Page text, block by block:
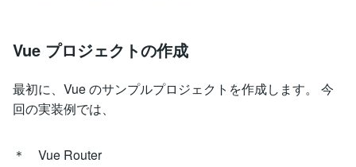
Vue プロジェクトの作成
最初に、Vue のサンプルプロジェクトを作成します。 今
回の実装例では、
＊ Vue Router